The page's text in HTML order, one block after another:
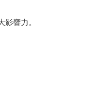
響力。